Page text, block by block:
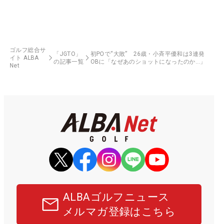
ゴルフ総合サ
イト ALBA
Net
「JGTO」
の記事一覧
初POで“大敗” 26歳・小斉平優和は3連発
OBに「なぜあのショットになったのか…」
ALBAゴルフニュース
メルマガ登録はこちら